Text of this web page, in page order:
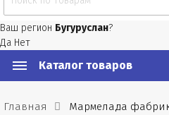
Ваш регион Бугуруслан?
Да Нет
Каталог товаров
Главная Мармелада